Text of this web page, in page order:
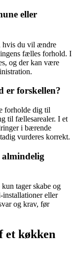
eller
hvis du vil ændre
fælles forhold. I
og der kan være
er forskellen?
forholde dig til
til fællesarealer. I et
i bærende
vurderes korrekt.
tager skabe og
installationer eller
og krav, før
et køkken